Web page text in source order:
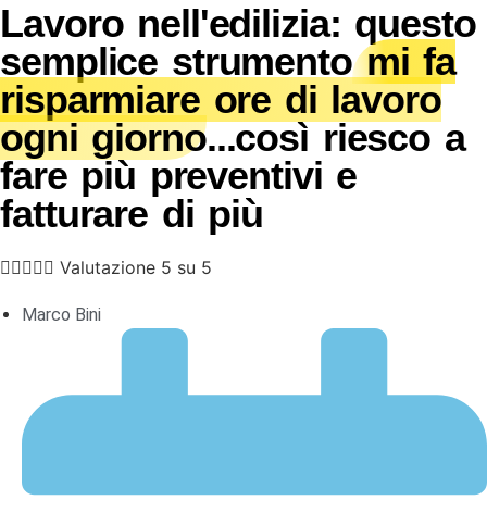
Lavoro nell'edilizia: questo
semplice strumentomi fa
risparmiare ore di lavoro
ogni giorno...così riesco a
fare più preventivi e
fatturare di più
 Valutazione 5 su 5
Marco Bini